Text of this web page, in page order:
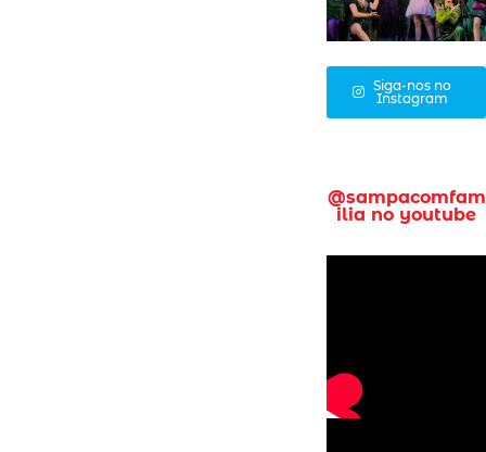
Siga-nos no
Instagram
@sampacomfam
ilia no youtube